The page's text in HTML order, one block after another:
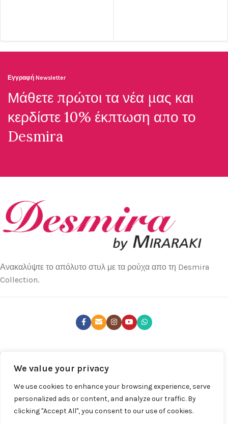
We value your privacy
We use cookies to enhance your browsing experience, serve
personalized ads or content, and analyze our traffic. By
clicking "Accept All", you consent to our use of cookies.
Εγγραφή Newsletter
Μάθετε πρώτοι τα νέα μας και
κερδίστε 10% έκπτωση απο το
Desmira
Ανακαλύψτε το απόλυτο στυλ με τα ρούχα απο τη Desmira
Collection.
ΤΕΛΕΥΤΑΊΑ ΝΈΑ
ΧΡΉΣΙΜΑ LINKS